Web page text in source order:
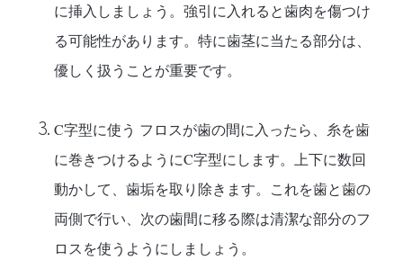
に挿入しましょう。強引に入れると歯肉を傷つけ
る可能性があります。特に歯茎に当たる部分は、
優しく扱うことが重要です。
C字型に使う フロスが歯の間に入ったら、糸を歯
に巻きつけるようにC字型にします。上下に数回
動かして、歯垢を取り除きます。これを歯と歯の
両側で行い、次の歯間に移る際は清潔な部分のフ
ロスを使うようにしましょう。